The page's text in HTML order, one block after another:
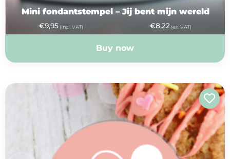
Mini fondantstempel – Jij bent mijn wereld
€9,95 (incl. VAT) €8,22 (ex. VAT)
Buy now